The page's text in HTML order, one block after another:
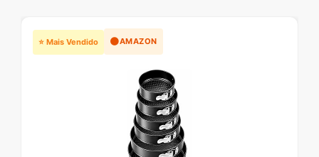
⭐ Mais Vendido 🟠AMAZON